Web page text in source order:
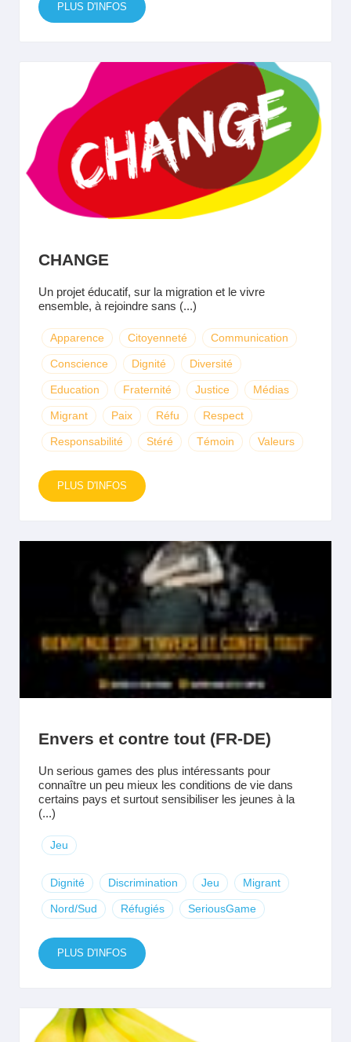
PLUS D'INFOS
CHANGE
Un projet éducatif, sur la migration et le vivre
ensemble, à rejoindre sans (...)
Apparence Citoyenneté Communication
Conscience Dignité Diversité
Education Fraternité Justice Médias
Migrant Paix Réfu Respect
Responsabilité Stéré Témoin Valeurs
PLUS D'INFOS
Envers et contre tout (FR-DE)
Un serious games des plus intéressants pour
connaître un peu mieux les conditions de vie dans
certains pays et surtout sensibiliser les jeunes à la
(...)
Jeu
Dignité Discrimination Jeu Migrant
Nord/Sud Réfugiés SeriousGame
PLUS D'INFOS